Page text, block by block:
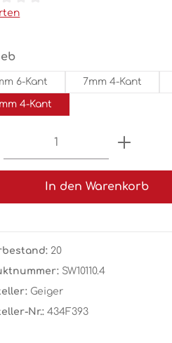
Bewertung von 0 von
auswählen
6-Kant 7mm 4-Kant
4-Kant
Anzahl: Gib
In den Warenkorb
20
SW10110.4
Geiger
Nr.:434F393